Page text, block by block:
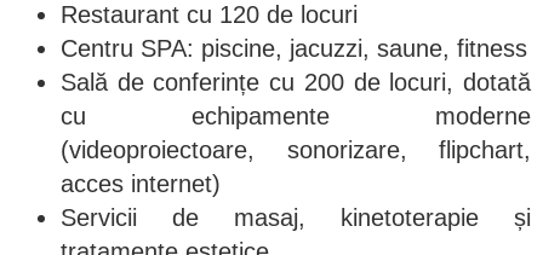
Restaurant cu 120 de locuri
Centru SPA: piscine, jacuzzi, saune, fitness
Sală de conferințe cu 200 de locuri, dotată
cu echipamente moderne
(videoproiectoare, sonorizare, flipchart,
acces internet)
Servicii de masaj, kinetoterapie și